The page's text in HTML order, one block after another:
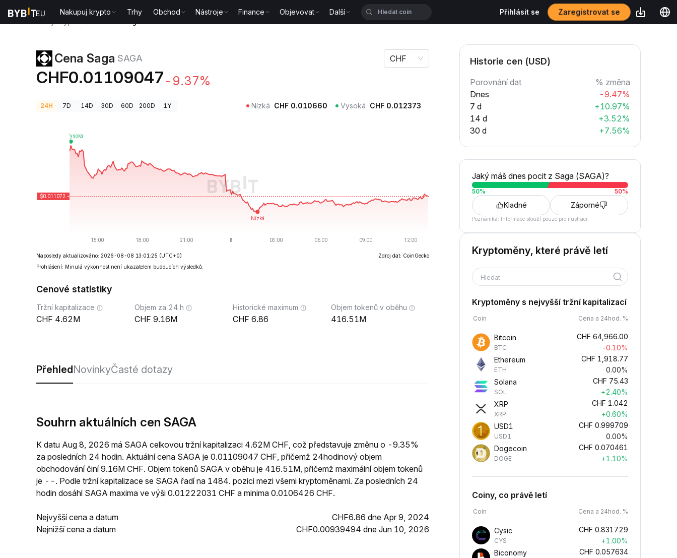
Nakupuj krypto Trhy Obchod Nástroje Finance Objevovat Další Přihlásit se Zaregistrovat se
Cena Saga SAGA
CHF0.01109047 -9.37%
CHF
24H 7D 14D 30D 60D 200D 1Y Nízká CHF 0.010660 Vysoká CHF 0.012373
Naposledy aktualizováno: 2026-08-08 13:01:25 (UTC+0)
Zdroj dat: CoinGecko
Prohlášení: Minulá výkonnost není ukazatelem budoucích výsledků.
Cenové statistiky
Tržní kapitalizace
4.62M
Objem za 24 h
9.16M
Historické maximum
6.86
Objem tokenů v oběhu
416.51M
PřehledNovinkyČasté dotazy
Souhrn aktuálních cen SAGA
K datu Aug 8, 2026 má SAGA celkovou tržní kapitalizaci 4.62M CHF, což představuje změnu o -9.35%
za posledních 24 hodin. Aktuální cena SAGA je 0.01109047 CHF, přičemž 24hodinový objem
obchodování činí 9.16M CHF. Objem tokenů SAGA v oběhu je 416.51M, přičemž maximální objem tokenů
je --. Podle tržní kapitalizace se SAGA řadí na 1484. pozici mezi všemi kryptoměnami. Za posledních 24
hodin dosáhl SAGA maxima ve výši 0.01222031 CHF a minima 0.0106426 CHF.
Nejvyšší cena a datum
CHF6.86 dne Apr 9, 2024
Nejnižší cena a datum
CHF0.00939494 dne Jun 10, 2026
Historie cen (USD)
Porovnání dat
% změna
Dnes
-9.47%
7 d
+10.97%
14 d
+3.52%
30 d
+7.56%
Jaký máš dnes pocit z Saga (SAGA)?
50% 50%
Kladné Záporné
Poznámka: Informace slouží pouze pro ilustraci.
Kryptoměny, které právě letí
Hledat
Kryptoměny s nejvyšší tržní kapitalizací
Coin Cena a 24hod. %
Bitcoin
BTC
CHF 64,966.00
-0.10%
Ethereum
ETH
CHF 1,918.77
0.00%
Solana
SOL
CHF 75.43
+2.40%
XRP
XRP
CHF 1.042
+0.60%
USD1
USD1
CHF 0.999709
0.00%
Dogecoin
DOGE
CHF 0.070461
+1.10%
Coiny, co právě letí
Coin Cena a 24hod. %
Cysic
CYS
CHF 0.831729
+1.00%
Biconomy
CHF 0.057634